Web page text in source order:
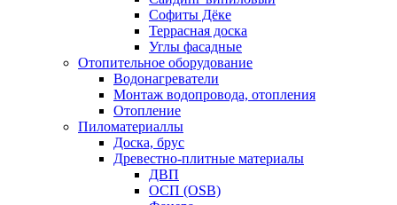
Софиты Дёке
Террасная доска
Углы фасадные
Отопительное оборудование
Водонагреватели
Монтаж водопровода, отопления
Отопление
Пиломатериаллы
Доска, брус
Древестно-плитные материалы
ДВП
ОСП (OSB)